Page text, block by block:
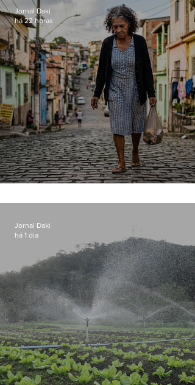
Jornal Daki
há 22 horas
Jornal Daki
há 1 dia